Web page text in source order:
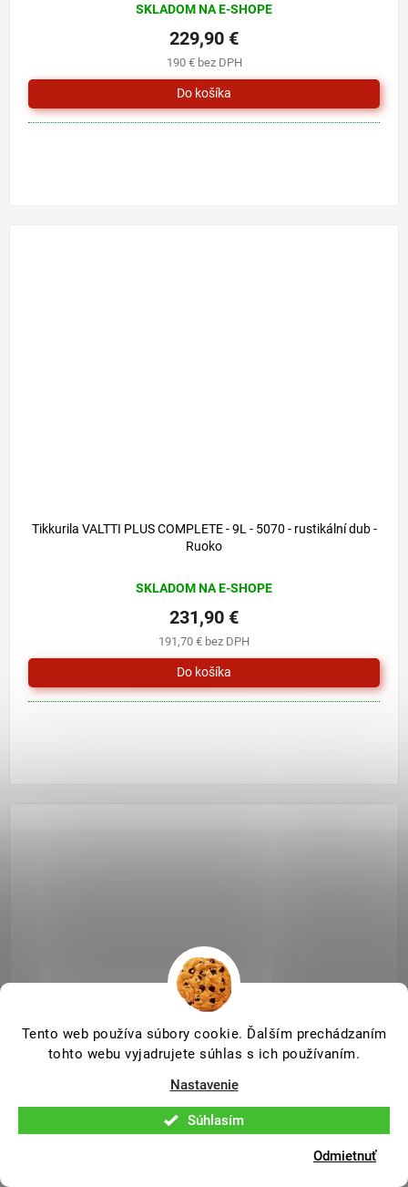
Tento web používa súbory cookie. Ďalším prechádzaním
tohto webu vyjadrujete súhlas s ich používaním.
Nastavenie
Odmietnuť
Súhlasím
SKLADOM NA E-SHOPE
190 € bez DPH
229,90 €
Tikkurila VALTTI PLUS COMPLETE - 9L - 5070 - rustikální dub -
Ruoko
SKLADOM NA E-SHOPE
191,70 € bez DPH
231,90 €
Tikkurila VALTTI PLUS COMPLETE - 9L - 5069/siimes